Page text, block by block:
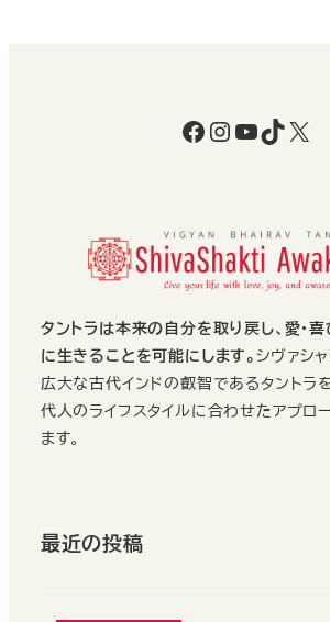
Facebook InstagramYouTube TikTok X
タントラは本来の自分を取り戻し、愛・
に生きることを可能にします。シヴァシ
広大な古代インドの叡智であるタントラ
代人のライフスタイルに合わせたアプロ
ます。
最近の投稿